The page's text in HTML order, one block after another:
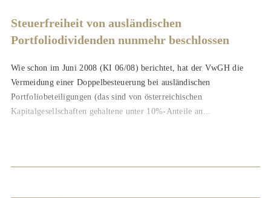
Steuerfreiheit von ausländischen
Portfoliodividenden nunmehr beschlossen
Wie schon im Juni 2008 (KI 06/08) berichtet, hat der VwGH die
Vermeidung einer Doppelbesteuerung bei ausländischen
Portfoliobeteiligungen (das sind von österreichischen
Kapitalgesellschaften gehaltene unter 10%-Anteile an...